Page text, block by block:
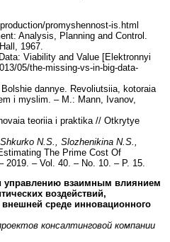
promyshennost-is.html
Analysis, Planning and Control.
1967.
Viability and Value [Elektronnyi
05/the-missing-vs-in-big-data-
. Bolshie dannye. Revoliutsiia, kotoraia
i myslim. – M.: Mann, Ivanov,
teoriia i praktika // Otkrytye
N.S., Slozhenikina N.S.,
The Prime Cost Of
– Vol. 40. – No. 10. – P. 15.
управлению взаимным влиянием
воздействий,
среде инновационного
консалтинговой компании